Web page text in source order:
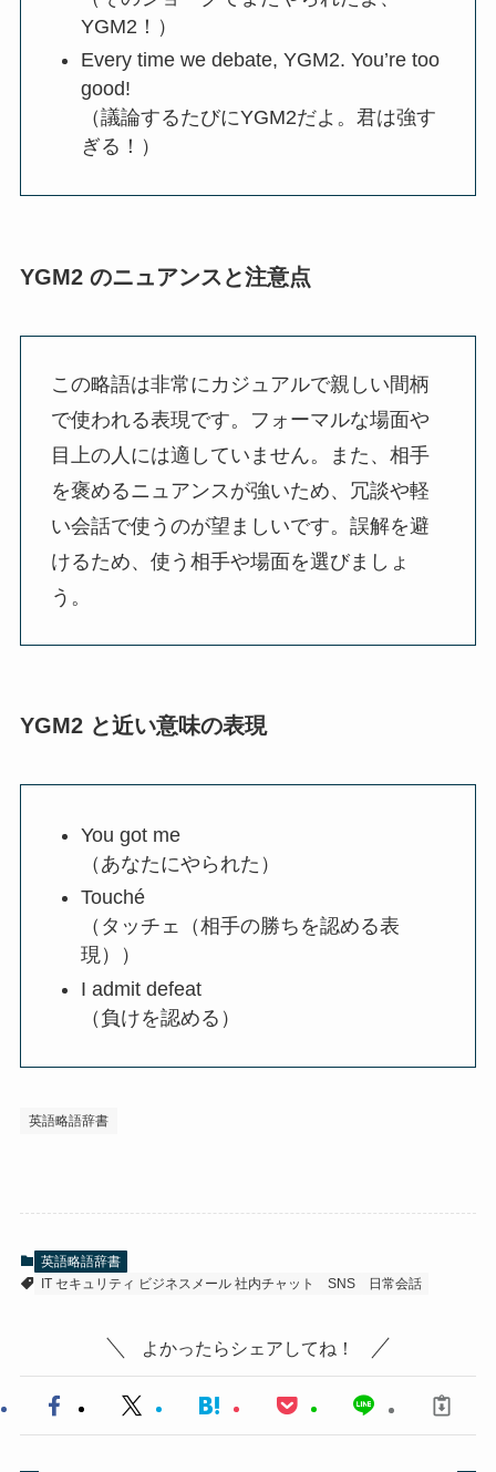
YGM2！）
Every time we debate, YGM2. You’re too
good!
（議論するたびにYGM2だよ。君は強す
ぎる！）
YGM2 のニュアンスと注意点
この略語は非常にカジュアルで親しい間柄
で使われる表現です。フォーマルな場面や
目上の人には適していません。また、相手
を褒めるニュアンスが強いため、冗談や軽
い会話で使うのが望ましいです。誤解を避
けるため、使う相手や場面を選びましょ
う。
YGM2 と近い意味の表現
You got me
（あなたにやられた）
Touché
（タッチェ（相手の勝ちを認める表
現））
I admit defeat
（負けを認める）
英語略語辞書
英語略語辞書
IT セキュリティ ビジネスメール 社内チャット
SNS 日常会話
よかったらシェアしてね！